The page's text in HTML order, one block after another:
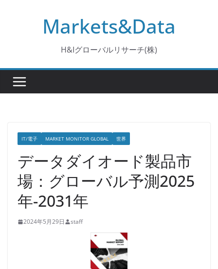
Markets&Data
H&Iグローバルリサーチ(株)
IT/電子 MARKET MONITOR GLOBAL 世界
データダイオード製品市
場：グローバル予測2025
年-2031年
2024年5月29日 staff